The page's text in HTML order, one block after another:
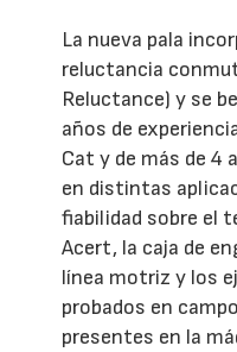
La nueva pala
reluctancia
Reluctance) y se
años de
Cat y de más de 4
en distintas
fiabilidad sobre el
Acert, la caja de
línea motriz y los
probados en
presentes en la